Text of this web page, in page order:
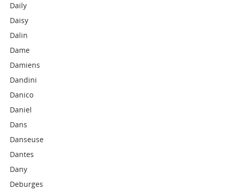
Daily
Daisy
Dalin
Dame
Damiens
Dandini
Danico
Daniel
Dans
Danseuse
Dantes
Dany
Deburges